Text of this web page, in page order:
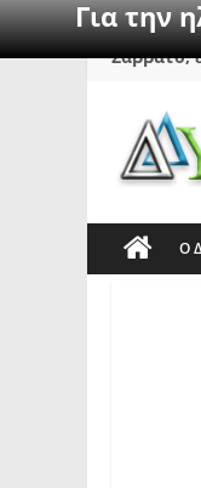
Για την
SkipΣάββατο,
Ο